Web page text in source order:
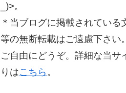
_)>。
＊当ブログに掲載されている
等の無断転載はご遠慮下さい
ご自由にどうぞ。詳細な当サ
りはこちら 。